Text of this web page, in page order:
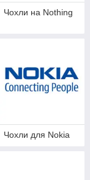
Чохли на Nothing
Чохли для Nokia